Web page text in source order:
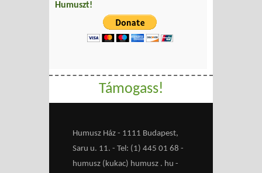
Humuszt!
Támogass!
Humusz Ház - 1111 Budapest,
Saru u. 11. - Tel: (1) 445 01 68 -
humusz (kukac) humusz . hu -